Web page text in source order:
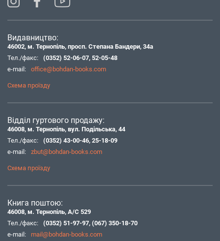
Видавництво:
46002, м. Тернопіль, просп. Степана Бандери, 34а
Тел./факс:
(0352) 52-06-07, 52-05-48
e-mail:
office@bohdan-books.com
Схема проїзду
Відділ гуртового продажу:
46008, м. Тернопіль, вул. Подільська, 44
Тел./факс:
(0352) 43-00-46, 25-18-09
e-mail:
zbut@bohdan-books.com
Схема проїзду
Книга поштою:
46008, м. Тернопіль, А/С 529
Тел./факс:
(0352) 51-97-97, (067) 350-18-70
e-mail:
mail@bohdan-books.com